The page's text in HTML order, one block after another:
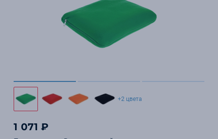
+2 цвета
1 071 ₽